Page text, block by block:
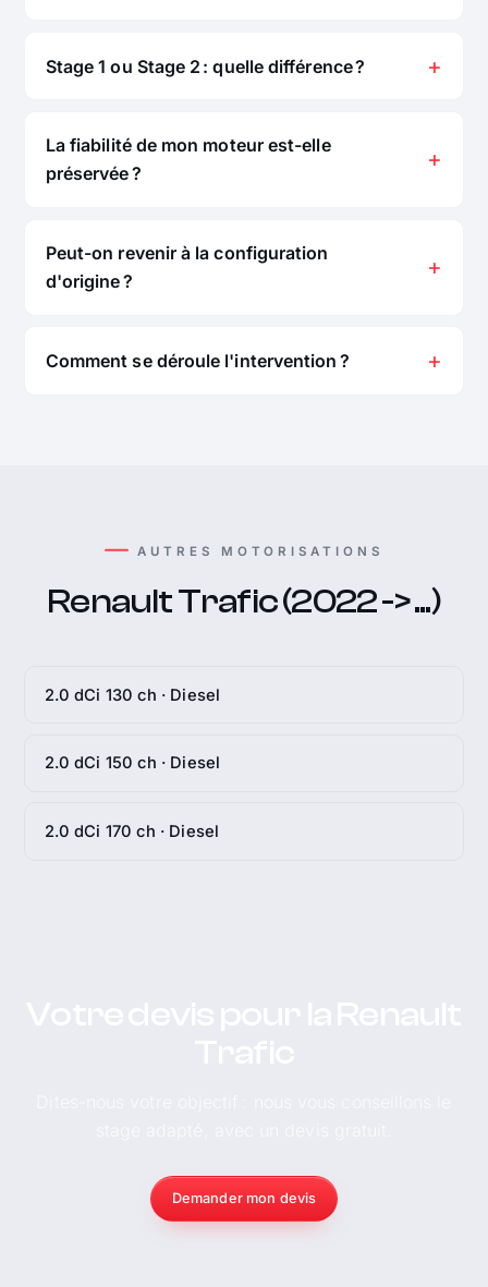
Stage 1 ou Stage 2 : quelle différence ?
La fiabilité de mon moteur est-elle
préservée ?
Peut-on revenir à la configuration
d'origine ?
Comment se déroule l'intervention ?
AUTRES MOTORISATIONS
Renault Trafic (2022 -> ...)
2.0 dCi 130 ch · Diesel
2.0 dCi 150 ch · Diesel
2.0 dCi 170 ch · Diesel
Demander mon devis